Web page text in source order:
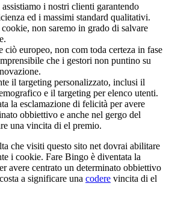
i nostri clienti garantendo
ed i massimi standard qualitativi.
non saremo in grado di salvare
ciò europeo, non com toda certeza in fase
che i gestori non puntino su
il targeting personalizzato, inclusi il
e il targeting per elenco utenti.
la esclamazione di felicità per avere
obbiettivo e anche nel gergo del
una vincita di el premio.
che visiti questo sito net dovrai abilitare
i cookie. Fare Bingo è diventata la
avere centrato un determinato obbiettivo
a significare una codere vincita di el